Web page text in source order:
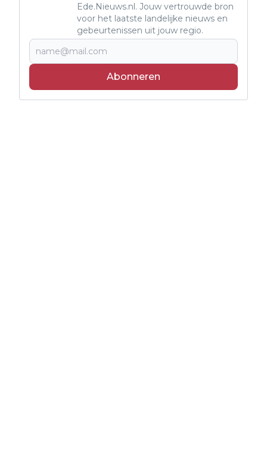
Ede.Nieuws.nl. Jouw vertrouwde bron
voor het laatste landelijke nieuws en
gebeurtenissen uit jouw regio.
Abonneren